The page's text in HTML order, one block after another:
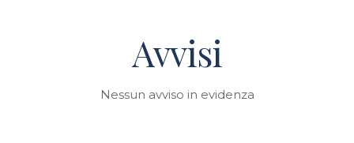
Avvisi
Nessun avviso in evidenza